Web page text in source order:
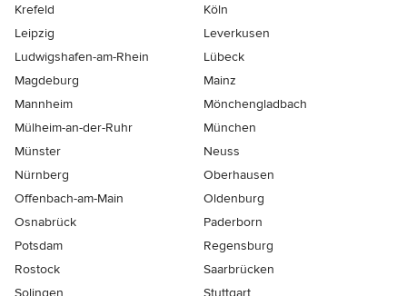
Krefeld
Köln
Leipzig
Leverkusen
Ludwigshafen-am-Rhein
Lübeck
Magdeburg
Mainz
Mannheim
Mönchen­gladbach
Mülheim-an-der-Ruhr
München
Münster
Neuss
Nürnberg
Oberhausen
Offenbach-am-Main
Oldenburg
Osnabrück
Paderborn
Potsdam
Regensburg
Rostock
Saarbrücken
Solingen
Stuttgart